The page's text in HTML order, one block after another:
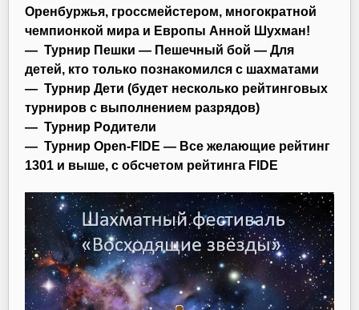
Оренбуржья, гроссмейстером, многократной
чемпионкой мира и Европы Анной Шухман!
— Турнир Пешки — Пешечный бой — Для
детей, кто только познакомился с шахматами
— Турнир Дети (будет несколько рейтинговых
турниров с выполнением разрядов)
— Турнир Родители
— Турнир Open-FIDE — Все желающие рейтинг
1301 и выше, с обсчетом рейтинга FIDE